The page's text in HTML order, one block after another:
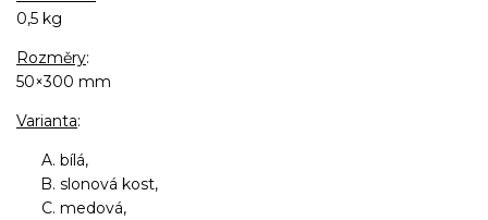
0,5 kg
Rozměry:
50×300 mm
Varianta:
bílá,
slonová kost,
medová,